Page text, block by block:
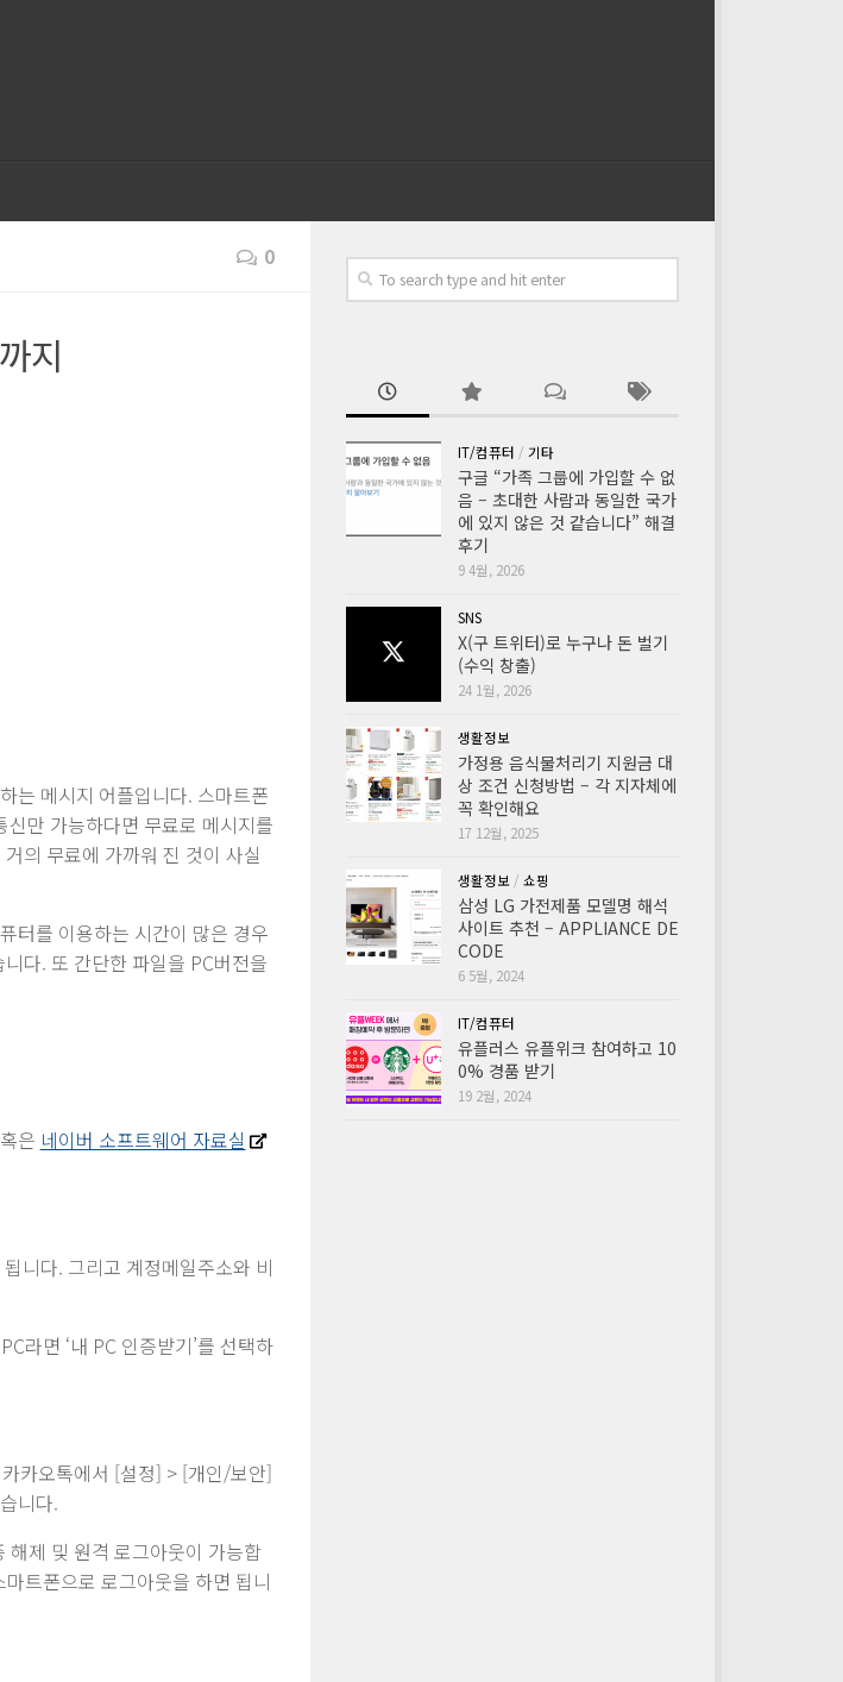
0
지
는 메시지 어플입니다. 스마트폰
만 가능하다면 무료로 메시지를
의 무료에 가까워 진 것이 사실
터를 이용하는 시간이 많은 경우
다. 또 간단한 파일을 PC버전을
은 네이버 소프트웨어 자료실
니다. 그리고 계정메일주소와 비
라면 ‘내 PC 인증받기’를 선택하
카오톡에서 [설정] > [개인/보안]
니다.
해제 및 원격 로그아웃이 가능합
트폰으로 로그아웃을 하면 됩니
IT/컴퓨터 / 기타
구글 “가족 그룹에 가입할 수 없
음 – 초대한 사람과 동일한 국가
에 있지 않은 것 같습니다” 해결
후기
9 4월, 2026
SNS
X(구 트위터)로 누구나 돈 벌기
(수익 창출)
24 1월, 2026
생활정보
가정용 음식물처리기 지원금 대
상 조건 신청방법 – 각 지자체에
꼭 확인해요
17 12월, 2025
생활정보 / 쇼핑
삼성 LG 가전제품 모델명 해석
사이트 추천 – APPLIANCE DE
CODE
6 5월, 2024
IT/컴퓨터
유플러스 유플위크 참여하고 10
0% 경품 받기
19 2월, 2024